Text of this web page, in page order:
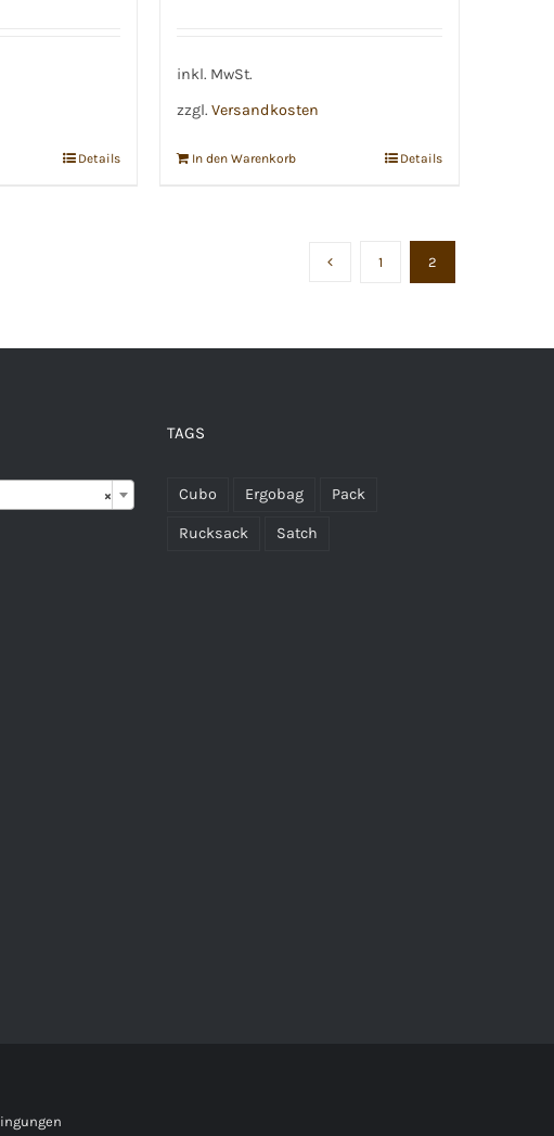
Details
inkl. MwSt.
zzgl. Versandkosten
In den Warenkorb Details
1 2
×
TAGS
Cubo Ergobag Pack
Rucksack Satch